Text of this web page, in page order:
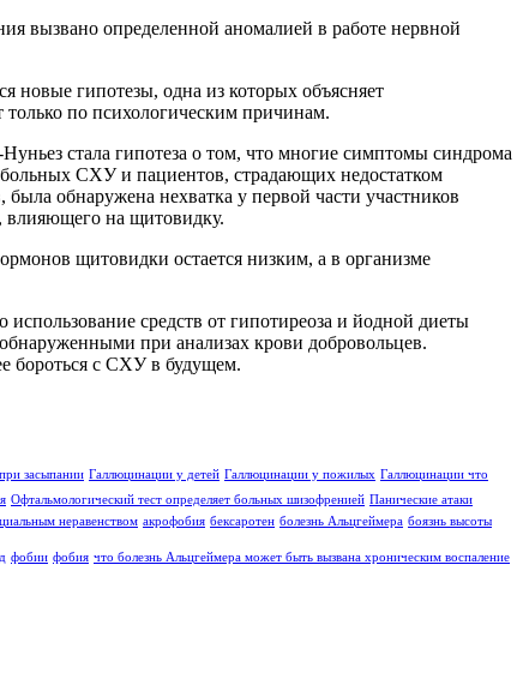
вызвано определенной аномалией в работе нервной
новые гипотезы, одна из которых объясняет
по психологическим причинам.
стала гипотеза о том, что многие симптомы синдрома
больных СХУ и пациентов, страдающих недостатком
обнаружена нехватка у первой части участников
влияющего на щитовидку.
щитовидки остается низким, а в организме
средств от гипотиреоза и йодной диеты
при анализах крови добровольцев.
бороться с СХУ в будущем.
засыпании Галлюцинации у детей Галлюцинации у пожилых Галлюцинации что
Офтальмологический тест определяет больных шизофренией Панические атаки
неравенством акрофобия бексаротен болезнь Альцгеймера боязнь высоты
фобии фобия что болезнь Альцгеймера может быть вызвана хроническим воспаление